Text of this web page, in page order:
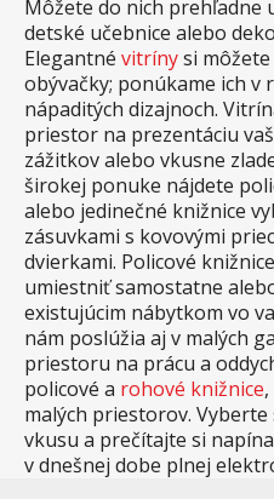
Môžete do nich prehľadne
detské učebnice alebo
Elegantné vitrínysi
obývačky; ponúkame ich v
nápaditých dizajnoch.
priestor na prezentáciu
zážitkov alebo vkusne
širokej ponuke nájdete
alebo jedinečné knižnice
zásuvkami s kovovými
dvierkami. Policové
umiestniť samostatne
existujúcim nábytkom vo
nám poslúžia aj v malých
priestoru na prácu a
policové a rohové knižnice
malých priestorov.
vkusu a prečítajte si
v dnešnej dobe plnej